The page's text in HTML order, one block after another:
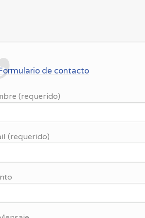
de contacto
(requerido)
(requerido)